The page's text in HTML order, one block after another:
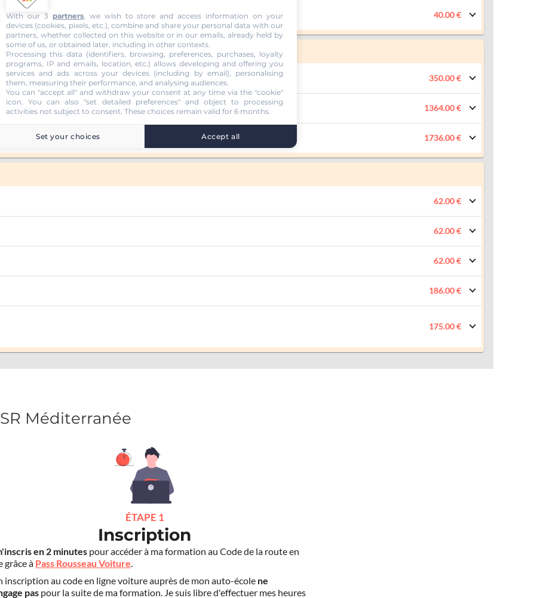
40.00 €
350.00 €
1364.00 €
1736.00 €
62.00 €
62.00 €
62.00 €
186.00 €
175.00 €
Méditerranée
ÉTAPE 1
Inscription
en 2 minutes pour accéder à ma formation au Code de la route en
grâce à Pass Rousseau Voiture
inscription au code en ligne voiture auprès de mon auto-école ne
pas pour la suite de ma formation. Je suis libre d'effectuer mes heures
With our 3 partners, we wish to store and access information on your
devices (cookies, pixels, etc.), combine and share your personal data with our
partners, whether collected on this website or in our emails, already held by
some of us, or obtained later, including in other contexts.
Processing this data (identifiers, browsing, preferences, purchases, loyalty
programs, IP and emails, location, etc.) allows developing and offering you
services and ads across your devices (including by email), personalising
them, measuring their performance, and analysing audiences.
You can "accept all" and withdraw your consent at any time via the "cookie"
icon. You can also "set detailed preferences" and object to processing
activities not subject to consent. These choices remain valid for 6 months.
Set your choices Accept all